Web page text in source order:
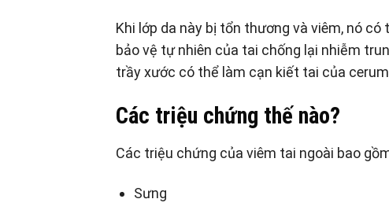
Khi lớp da này bị tổn thương và viêm, nó
bảo vệ tự nhiên của tai chống lại nhiễm
trầy xước có thể làm cạn kiết tai của
Các triệu chứng thế nào?
Các triệu chứng của viêm tai ngoài bao
Sưng